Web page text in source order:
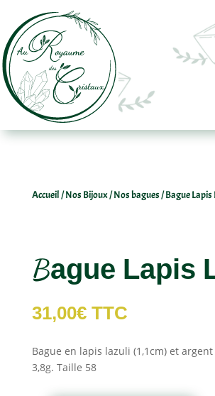
Accueil/Nos Bijoux/Nos bagues/ Bague Lapis
Bague Lapis
31,00€ TTC
Bague en lapis lazuli (1,1cm) et
3,8g. Taille 58